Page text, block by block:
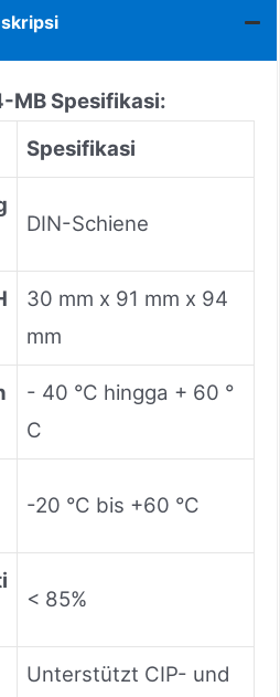
MB Spesifikasi:
Spesifikasi
DIN-Schiene
30 mm x 91 mm x 94
mm
- 40 °C hingga + 60 °
C
-20 °C bis +60 °C
< 85%
Unterstützt CIP- und